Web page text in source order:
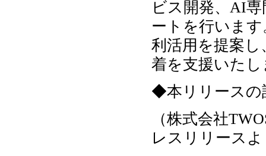
ビス開発、AI
ートを行いま
利活用を提案
着を支援いたし
◆本リリースの
（株式会社
レスリリース